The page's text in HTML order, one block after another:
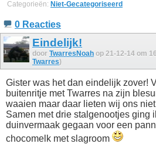
Categorieën: Niet-Gecategoriseerd
0 Reacties
Eindelijk!
door TwarresNoah op 21-12-14 om
Twarres)
Gister was het dan eindelijk zover!
buitenritje met Twarres na zijn
waaien maar daar lieten wij ons
Samen met drie stalgenootjes ging
duinvermaak gegaan voor een
chocomelk met slagroom